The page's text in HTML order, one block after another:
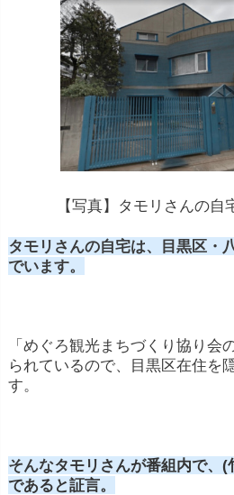
【写真】タモリさんの自
タモリさんの自宅は、目黒区・
でいます。
「めぐろ観光まちづくり協り会
られているので、目黒区在住を
す。
そんなタモリさんが番組内で、
であると証言。